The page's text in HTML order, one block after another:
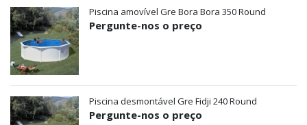
Piscina amovível Gre Bora Bora 350 Round
Pergunte-nos o preço
Piscina desmontável Gre Fidji 240 Round
Pergunte-nos o preço